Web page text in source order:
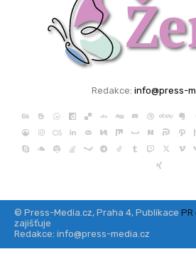
Redakce: info@press-
© Press-Media.cz, Praha 4, Publikace PR
zajišťuje
Redakce: info@press-media.cz